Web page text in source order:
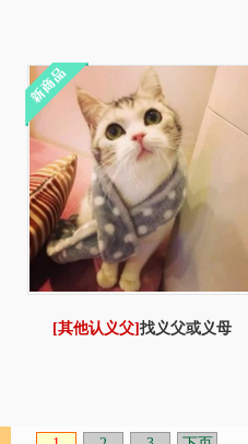
[其他认义父] 找义父或义母